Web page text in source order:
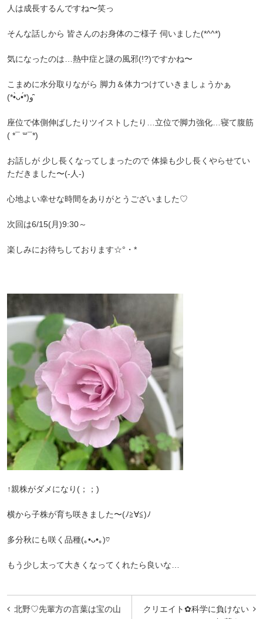
人は成長するんですね〜笑っ
そんな話しから 皆さんのお身体のご様子 伺いました(*^^*)
気になったのは…熱中症と謎の風邪(!?)ですかね〜
こまめに水分取りながら 脚力＆体力つけていきましょうかぁ
(*•̀ᴗ•́*)و ̑̑
座位で体側伸ばしたりツイストしたり…立位で脚力強化…寝て腹筋
( *¯ ꒳¯*)
お話しが 少し長くなってしまったので 体操も少し長くやらせてい
ただきました〜(-人-)
心地よい幸せな時間をありがとうございました♡
次回は6/15(月)9:30～
楽しみにお待ちしております‪☆°・*
↑親株がダメになり(；；)
横から子株が育ち咲きました〜(ﾉ≧∀≦)ﾉ
多分秋にも咲く品種(｡•ᴗ•｡)♡
もう少し太って大きくなってくれたら良いな…
投
クリエイト✿科学に負けない
北野♡先輩方の言葉は宝の山